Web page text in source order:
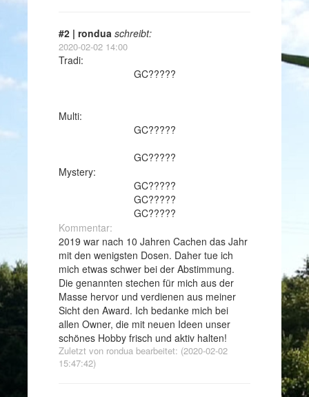
#2 | rondua schreibt:
2020-02-02 14:00
Tradi:
GC?????
Multi:
GC?????
GC?????
Mystery:
GC?????
GC?????
GC?????
Kommentar:
2019 war nach 10 Jahren Cachen das Jahr
mit den wenigsten Dosen. Daher tue ich
mich etwas schwer bei der Abstimmung.
Die genannten stechen für mich aus der
Masse hervor und verdienen aus meiner
Sicht den Award. Ich bedanke mich bei
allen Owner, die mit neuen Ideen unser
schönes Hobby frisch und aktiv halten!
Zuletzt von rondua bearbeitet: (2020-02-02
15:47:42)